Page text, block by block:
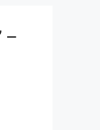
–